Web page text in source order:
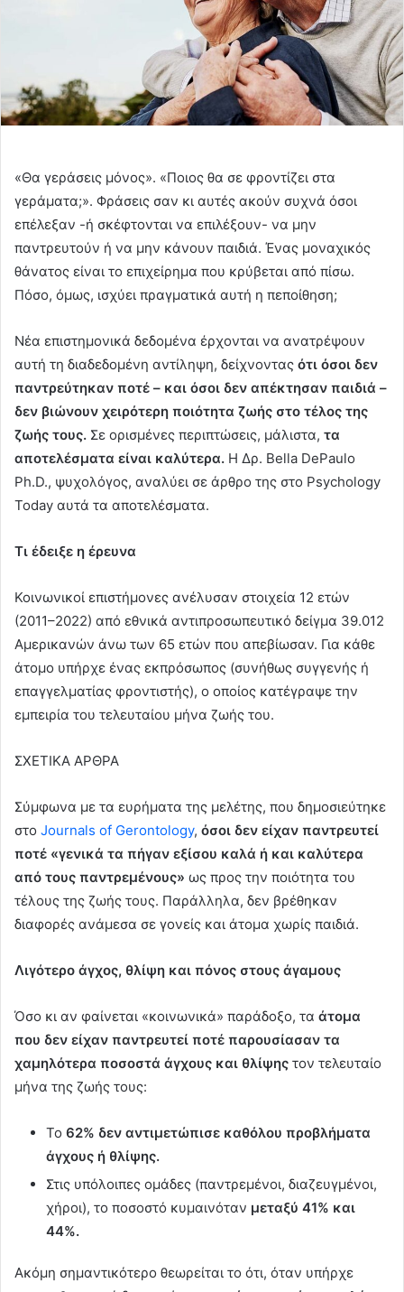
«Θα γεράσεις μόνος». «Ποιος θα σε φροντίζει στα
γεράματα;». Φράσεις σαν κι αυτές ακούν συχνά όσοι
επέλεξαν -ή σκέφτονται να επιλέξουν- να μην
παντρευτούν ή να μην κάνουν παιδιά. Ένας μοναχικός
θάνατος είναι το επιχείρημα που κρύβεται από πίσω.
Πόσο, όμως, ισχύει πραγματικά αυτή η πεποίθηση;
Νέα επιστημονικά δεδομένα έρχονται να ανατρέψουν
αυτή τη διαδεδομένη αντίληψη, δείχνοντας ότι όσοι δεν
παντρεύτηκαν ποτέ – και όσοι δεν απέκτησαν παιδιά –
δεν βιώνουν χειρότερη ποιότητα ζωής στο τέλος της
ζωής τους. Σε ορισμένες περιπτώσεις, μάλιστα, τα
αποτελέσματα είναι καλύτερα. Η Δρ. Bella DePaulo
Ph.D., ψυχολόγος, αναλύει σε άρθρο της στο Psychology
Today αυτά τα αποτελέσματα.
Τι έδειξε η έρευνα
Κοινωνικοί επιστήμονες ανέλυσαν στοιχεία 12 ετών
(2011–2022) από εθνικά αντιπροσωπευτικό δείγμα 39.012
Αμερικανών άνω των 65 ετών που απεβίωσαν. Για κάθε
άτομο υπήρχε ένας εκπρόσωπος (συνήθως συγγενής ή
επαγγελματίας φροντιστής), ο οποίος κατέγραψε την
εμπειρία του τελευταίου μήνα ζωής του.
ΣΧΕΤΙΚΑ ΑΡΘΡΑ
Σύμφωνα με τα ευρήματα της μελέτης, που δημοσιεύτηκε
στο Journals of Gerontology, όσοι δεν είχαν παντρευτεί
ποτέ «γενικά τα πήγαν εξίσου καλά ή και καλύτερα
από τους παντρεμένους» ως προς την ποιότητα του
τέλους της ζωής τους. Παράλληλα, δεν βρέθηκαν
διαφορές ανάμεσα σε γονείς και άτομα χωρίς παιδιά.
Λιγότερο άγχος, θλίψη και πόνος στους άγαμους
Όσο κι αν φαίνεται «κοινωνικά» παράδοξο, τα άτομα
που δεν είχαν παντρευτεί ποτέ παρουσίασαν τα
χαμηλότερα ποσοστά άγχους και θλίψης τον τελευταίο
μήνα της ζωής τους:
Το 62% δεν αντιμετώπισε καθόλου προβλήματα
άγχους ή θλίψης.
Στις υπόλοιπες ομάδες (παντρεμένοι, διαζευγμένοι,
χήροι), το ποσοστό κυμαινόταν μεταξύ 41% και
44%.
Ακόμη σημαντικότερο θεωρείται το ότι, όταν υπήρχε